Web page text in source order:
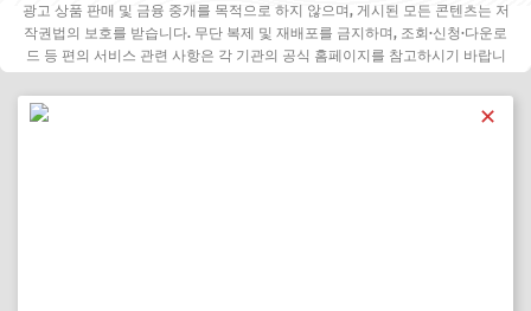
광고 상품 판매 및 금융 중개를 목적으로 하지 않으며, 게시된 모든 콘텐츠는 저
작권법의 보호를 받습니다. 무단 복제 및 재배포를 금지하며, 조회·신청·다운로
드 등 편의 서비스 관련 사항은 각 기관의 공식 홈페이지를 참고하시기 바랍니
✕